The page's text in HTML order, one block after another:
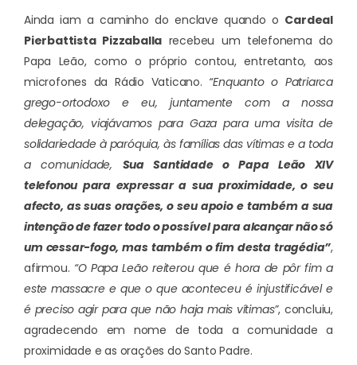
Ainda iam a caminho do enclave quando o Cardeal
Pierbattista Pizzaballa recebeu um telefonema do
Papa Leão, como o próprio contou, entretanto, aos
microfones da Rádio Vaticano. “Enquanto o Patriarca
grego-ortodoxo e eu, juntamente com a nossa
delegação, viajávamos para Gaza para uma visita de
solidariedade à paróquia, às famílias das vítimas e a toda
a comunidade, Sua Santidade o Papa Leão XIV
telefonou para expressar a sua proximidade, o seu
afecto, as suas orações, o seu apoio e também a sua
intenção de fazer todo o possível para alcançar não só
um cessar-fogo, mas também o fim desta tragédia”,
afirmou. “O Papa Leão reiterou que é hora de pôr fim a
este massacre e que o que aconteceu é injustificável e
é preciso agir para que não haja mais vítimas”, concluiu,
agradecendo em nome de toda a comunidade a
proximidade e as orações do Santo Padre.